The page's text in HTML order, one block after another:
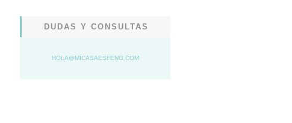
DUDAS Y CONSULTAS
HOLA@MICASAESFENG.COM